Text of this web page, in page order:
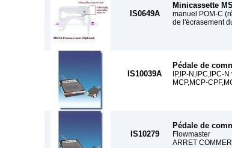
IS0649A
Minicassette
manuel POM-C
de l'écrasement
IS10039A
Pédale de
IP,IP-N,IPC,IPC-
MCP,MCP-
IS10279
Pédale de
Flowmaster
ARRET